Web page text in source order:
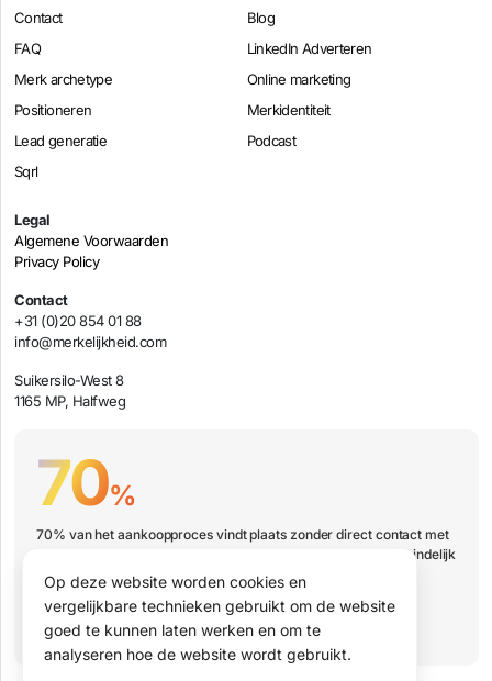
Contact
Blog
FAQ
LinkedIn Adverteren
Merk archetype
Online marketing
Positioneren
Merkidentiteit
Lead generatie
Podcast
Sqrl
Legal
Algemene Voorwaarden
Privacy Policy
Contact
+31 (0)20 854 01 88
info@merkelijkheid.com
Suikersilo-West 8
1165 MP, Halfweg
70%
70% van het aankoopproces vindt plaats zonder direct contact met
jouw organisatie. Hoe zorg je er dan voor dat jouw bedrijf uiteindelijk
wel op de shortlist staat?
Boek een presentatie
Op deze website worden cookies en
vergelijkbare technieken gebruikt om de website
goed te kunnen laten werken en om te
analyseren hoe de website wordt gebruikt.